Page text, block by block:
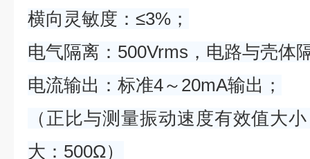
横向灵敏度：≤3%；
电气隔离：500Vrms，电路与壳体
电流输出：标准4～20mA输出；
（正比与测量振动速度有效值大
大：500Ω）